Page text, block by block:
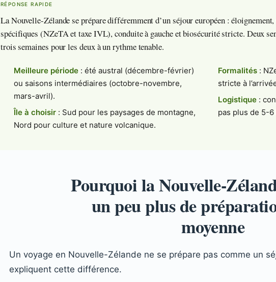
RÉPONSE RAPIDE
La Nouvelle-Zélande se prépare différemment d’un séjour européen :
spécifiques (NZeTA et taxe IVL), conduite à gauche et biosécurité stricte. Deux
trois semaines pour les deux à un rythme tenable.
Meilleure période: été austral (décembre-février)
ou saisons intermédiaires (octobre-novembre,
mars-avril).
Île à choisir: Sud pour les paysages de montagne,
Nord pour culture et nature volcanique.
Formalités:
stricte à
Logistique:
pas plus de 5-
Pourquoi la Nouvelle-
un peu plus de
moyenne
Un voyage en Nouvelle-Zélande ne se prépare pas comme un
expliquent cette différence.